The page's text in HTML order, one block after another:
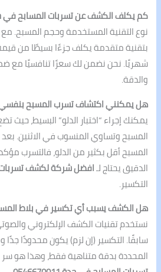
كم يكلف الكشف عن تسربات المسابح في
نوع التقنية المستخدمة وحجم المسبح.
بتقنية متقدمة يكلف جزءًا بسيطًا من
شهريًا. نحن نضمن لك سعرًا تنافسيًا مع
والدقة.
هل يمكنني اكتشاف تسرب المسبح
يمكنك إجراء “اختبار الدلو” البسيط، حيث
المسبح أقل بكثير من الدلو، فالتسرب
الدقيق يحتاج لـافضل شركة لكشف
التكسير.
هل الكشف يسبب أي تكسير في بلاط
نستخدم تقنيات الكشف الإلكتروني
سابقًا. التكسير (إن لزم) يكون محدودًا
المحددة بدقة متناهية فقط، وهذا هو سر